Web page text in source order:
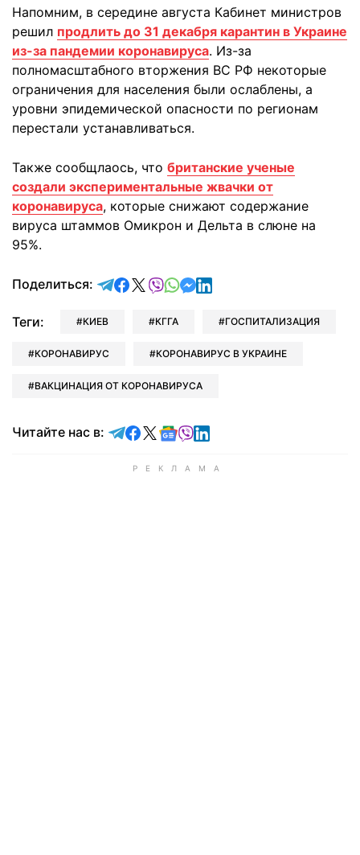
Напомним, в середине августа Кабинет министров
решил продлить до 31 декабря карантин в Украине
из-за пандемии коронавируса. Из-за
полномасштабного вторжения ВС РФ некоторые
ограничения для населения были ослаблены, а
уровни эпидемической опасности по регионам
перестали устанавливаться.
Также сообщлаось, что британские ученые
создали экспериментальные жвачки от
коронавируса, которые снижают содержание
вируса штаммов Омикрон и Дельта в слюне на
95%.
Поделиться: отправить в Telegram
поделиться в Facebook
поделиться в X
отправить в Viber
отправить в Whatsapp
отправить в Messenger
отправить в LinkedIn
Теги: КИЕВ КГГА ГОСПИТАЛИЗАЦИЯ
КОРОНАВИРУС КОРОНАВИРУС В УКРАИНЕ
ВАКЦИНАЦИЯ ОТ КОРОНАВИРУСА
Читайте нас в: Читайте в Telegram
Читайте в Facebook
Читайте в X
Читайте в Google news
Читайте в Viber
Читайте в LinkedIn